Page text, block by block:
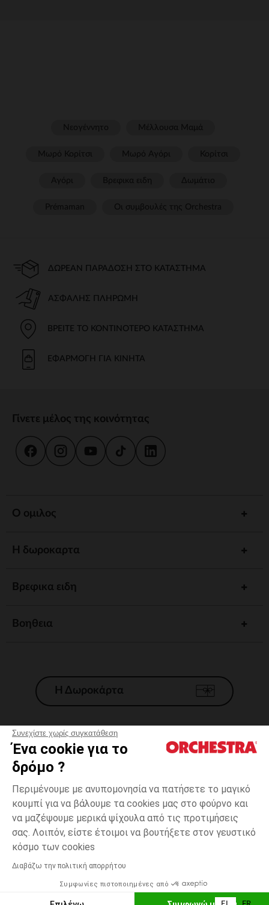
Συνεχίστε χωρίς συγκατάθεση
Ένα cookie για το
δρόμο ?
Περιμένουμε με ανυπομονησία να πατήσετε το μαγικό
κουμπί για να βάλουμε τα cookies μας στο φούρνο και
να μαζέψουμε μερικά ψίχουλα από τις προτιμήσεις
σας. Λοιπόν, είστε έτοιμοι να βουτήξετε στον γευστικό
κόσμο των cookies
Διαβάζω την πολιτική απορρήτου
Συμφωνίες πιστοποιημένες από
Ροζ
3
Δυνατότητα πληρωμής με
ΠΡΟΣΘΉΚΗ ΣΤΟ ΚΑΛΆΘΙ
ΔΩΡΕΆΝ ΠΑΡΆΔΟΣΗ ΣΤΟ ΚΑΤΆΣΤΗΜΑ
ΑΣΦΑΛΉΣ ΠΛΗΡΩΜΉ
ΒΡΕΊΤΕ ΤΟ ΚΟΝΤΙΝΌΤΕΡΟ ΚΑΤΆΣΤΗΜΑ
ΕΦΑΡΜΟΓΉ ΓΙΑ ΚΙΝΗΤΆ
Γίνετε μέλος της κοινότητας
Ο ομιλος
Η δωροκαρτα
Βρεφικα ειδη
Βοηθεια
Η Δωροκάρτα
Γενικοί 'Οροι Πώλησης
*Εμπορικες προσφορες
Προσωπικά δεδομένα
Διαχείρηση των cookies
Προσβασιμότητα: μη συμμορφούμενη
H Orchestra συμμετέχει στον κωδικά δεοντολογίας και στο σύστημα
μεσολάβησης της Γαλλικής Ομοσπονδίας Ηλεκτρονικού Εμπορίου.